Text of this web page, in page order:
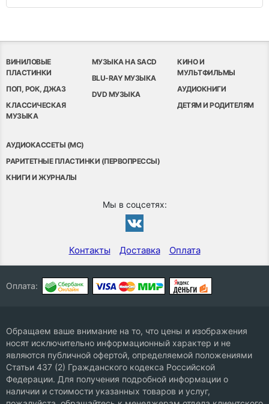
ВИНИЛОВЫЕ
ПЛАСТИНКИ
ПОП, РОК, ДЖАЗ
КЛАССИЧЕСКАЯ
МУЗЫКА
МУЗЫКА НА SACD
BLU-RAY МУЗЫКА
DVD МУЗЫКА
КИНО И
МУЛЬТФИЛЬМЫ
АУДИОКНИГИ
ДЕТЯМ И РОДИТЕЛЯМ
АУДИОКАССЕТЫ (MC)
РАРИТЕТНЫЕ ПЛАСТИНКИ (ПЕРВОПРЕССЫ)
КНИГИ И ЖУРНАЛЫ
Мы в соцсетях:
Контакты Доставка Оплата
Оплата:
Обращаем ваше внимание на то, что цены и изображения
носят исключительно информационный характер и не
являются публичной офертой, определяемой положениями
Статьи 437 (2) Гражданского кодекса Российской
Федерации. Для получения подробной информации о
наличии и стоимости указанных товаров и услуг,